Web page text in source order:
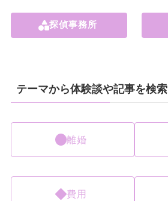
探偵事務所
テーマから体験談や記事を検索
離婚
費用